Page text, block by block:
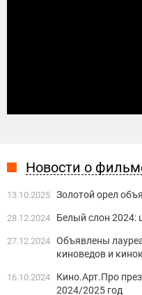
Новости о
13.10.2025 Золотой орел
28.12.2024 Белый слон 2024:
27.12.2024 Объявлены
киноведов и
16.10.2024
Кино.Арт.Про
2024/2025 год